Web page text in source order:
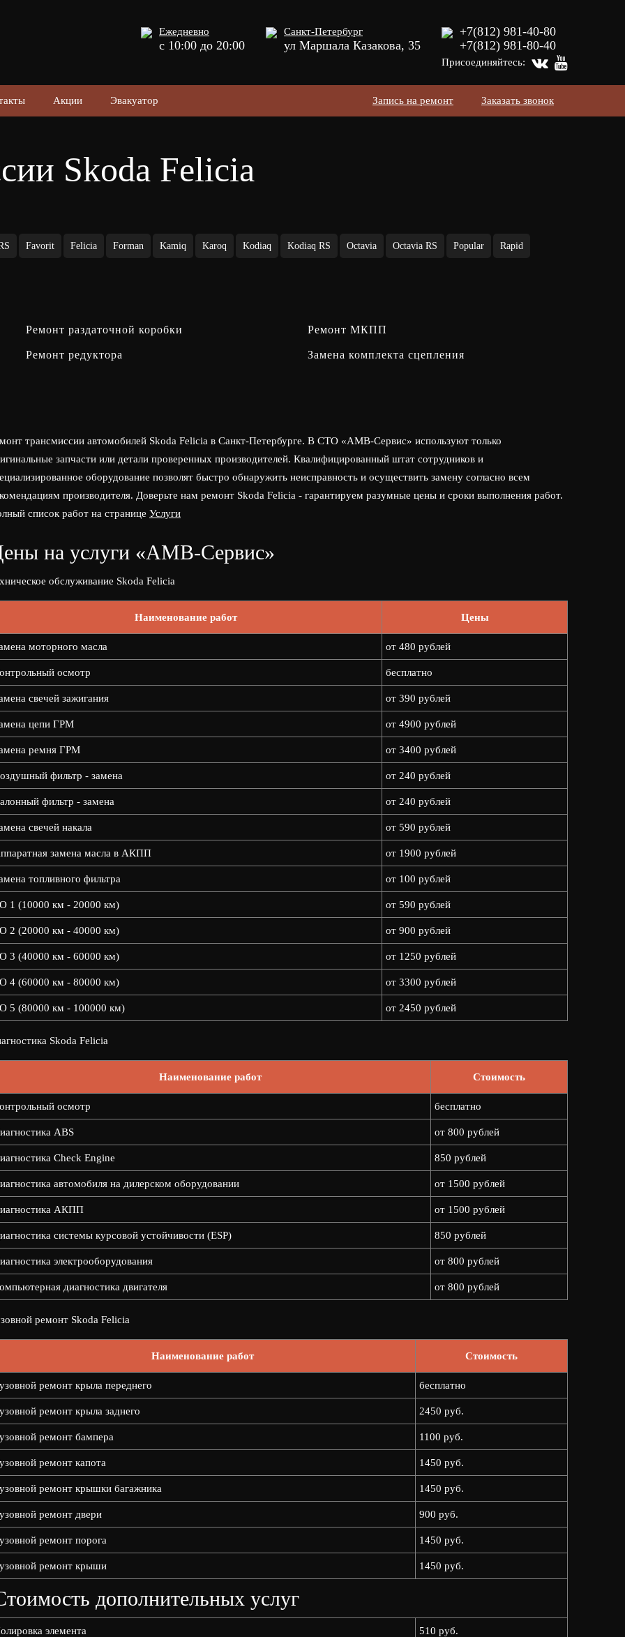
Ежедневно
с 10:00 до 20:00
Санкт-Петербург
ул Маршала Казакова, 35
+7(812) 981-40-80
+7(812) 981-80-40
Присоединяйтесь:
Акции Эвакуатор Заказать звонок
Запись на ремонт
Skoda Felicia
Favorit Felicia Forman Kamiq Karoq Kodiaq Kodiaq RS Octavia Octavia RS Popular Rapid
Ремонт раздаточной коробки
Ремонт редуктора
Ремонт МКПП
Замена комплекта сцепления
трансмиссии автомобилей Skoda Felicia в Санкт-Петербурге. В СТО «АМВ-Сервис» используют только
запчасти или детали проверенных производителей. Квалифицированный штат сотрудников и
оборудование позволят быстро обнаружить неисправность и осуществить замену согласно всем
производителя. Доверьте нам ремонт Skoda Felicia - гарантируем разумные цены и сроки выполнения работ.
список работ на странице Услуги
на услуги «АМВ-Сервис»
обслуживание Skoda Felicia
Наименование работ Цены
моторного масла от 480 рублей
осмотр бесплатно
свечей зажигания от 390 рублей
цепи ГРМ от 4900 рублей
ремня ГРМ от 3400 рублей
фильтр - замена от 240 рублей
фильтр - замена от 240 рублей
свечей накала от 590 рублей
замена масла в АКПП от 1900 рублей
топливного фильтра от 100 рублей
1 (10000 км - 20000 км) от 590 рублей
2 (20000 км - 40000 км) от 900 рублей
3 (40000 км - 60000 км) от 1250 рублей
4 (60000 км - 80000 км) от 3300 рублей
5 (80000 км - 100000 км) от 2450 рублей
Skoda Felicia
Наименование работ Стоимость
осмотр бесплатно
ABS от 800 рублей
Check Engine 850 рублей
автомобиля на дилерском оборудовании от 1500 рублей
АКПП от 1500 рублей
системы курсовой устойчивости (ESP) 850 рублей
электрооборудования от 800 рублей
диагностика двигателя от 800 рублей
ремонт Skoda Felicia
Наименование работ Стоимость
ремонт крыла переднего бесплатно
ремонт крыла заднего 2450 руб.
ремонт бампера 1100 руб.
ремонт капота 1450 руб.
ремонт крышки багажника 1450 руб.
ремонт двери 900 руб.
ремонт порога 1450 руб.
ремонт крыши 1450 руб.
дополнительных услуг
элемента 510 руб.